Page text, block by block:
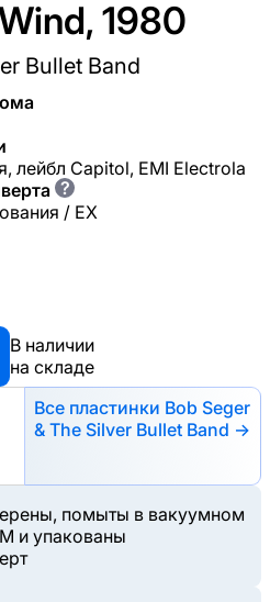
1980
Bullet Band
лейбл Capitol, EMI Electrola
?
/ EX
В наличии
на складе
Все пластинки Bob Seger
& The Silver Bullet Band →
помыты в вакуумном
и упакованы